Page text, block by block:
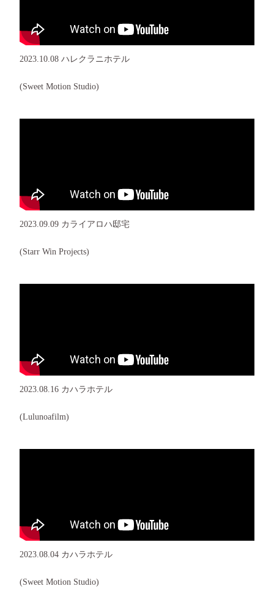
2023.10.08 ハレクラニホテル
(Sweet Motion Studio)
2023.09.09 カライアロハ邸宅
(Starr Win Projects)
2023.08.16 カハラホテル
(Lulunoafilm)
2023.08.04 カハラホテル
(Sweet Motion Studio)